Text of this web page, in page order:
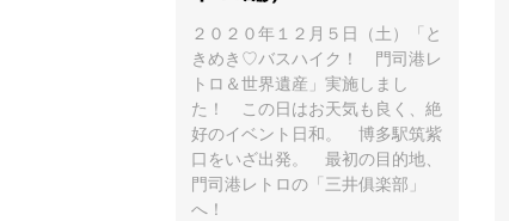
２０２０年１２月５日（土）「と
きめき♡バスハイク！ 門司港レ
トロ＆世界遺産」実施しまし
た！ この日はお天気も良く、絶
好のイベント日和。 博多駅筑紫
口をいざ出発。 最初の目的地、
門司港レトロの「三井俱楽部」
へ！